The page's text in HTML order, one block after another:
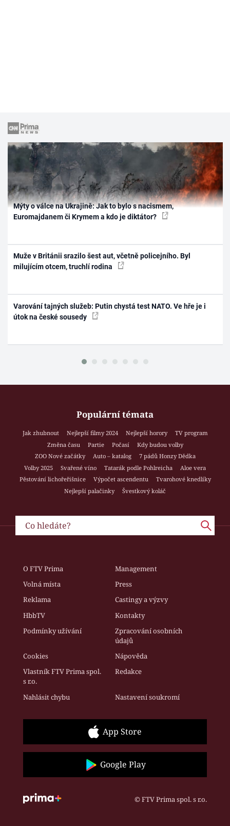
Mýty o válce na Ukrajině: Jak to bylo s nacismem,
Euromajdanem či Krymem a kdo je diktátor?
Muže v Británii srazilo šest aut, včetně policejního. Byl
milujícím otcem, truchlí rodina
Varování tajných služeb: Putin chystá test NATO. Ve hře je i
útok na české sousedy
Populární témata
Jak zhubnout Nejlepší filmy 2024 Nejlepší horory
TV program
Změna času
Partie Počasí
Kdy budou volby
ZOO Nové začátky
Auto – katalog
7 pádů Honzy Dědka
Volby 2025
Svařené víno Tatarák podle Pohlreicha
Aloe vera
Pěstování lichořeřišnice
Výpočet ascendentu
Tvarohové knedlíky
Nejlepší palačinky
Švestkový koláč
O FTV Prima
Management
Volná místa
Press
Reklama
Castingy a výzvy
HbbTV
Kontakty
Podmínky užívání
Zpracování osobních
údajů
Cookies
Nápověda
Vlastník FTV Prima spol.
s r.o.
Redakce
Nahlásit chybu Nastavení soukromí
App Store
Google Play
© FTV Prima spol. s r.o.